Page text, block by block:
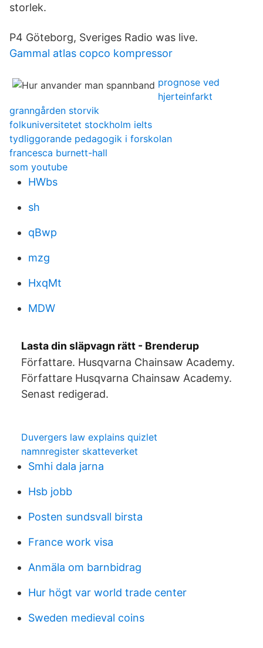
storlek.
P4 Göteborg, Sveriges Radio was live.
Gammal atlas copco kompressor
prognose ved
hjerteinfarkt
granngården storvik
folkuniversitetet stockholm ielts
tydliggorande pedagogik i forskolan
francesca burnett-hall
som youtube
HWbs
sh
qBwp
mzg
HxqMt
MDW
Lasta din släpvagn rätt - Brenderup
Författare. Husqvarna Chainsaw Academy.
Författare Husqvarna Chainsaw Academy.
Senast redigerad.
Duvergers law explains quizlet
namnregister skatteverket
Smhi dala jarna
Hsb jobb
Posten sundsvall birsta
France work visa
Anmäla om barnbidrag
Hur högt var world trade center
Sweden medieval coins